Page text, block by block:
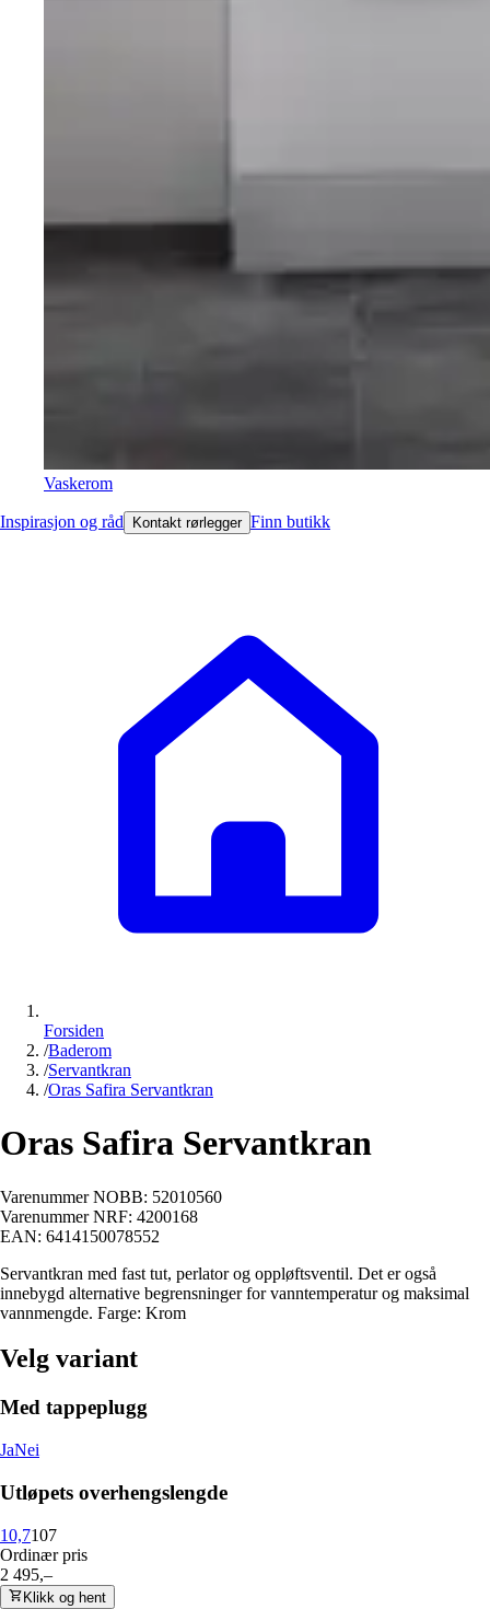
Vaskerom
Inspirasjon og råd Kontakt rørlegger Finn butikk
Forsiden
/Baderom
/Servantkran
/Oras Safira Servantkran
Oras Safira Servantkran
Varenummer NOBB: 52010560
Varenummer NRF: 4200168
EAN: 6414150078552
Servantkran med fast tut, perlator og oppløftsventil. Det er også
innebygd alternative begrensninger for vanntemperatur og maksimal
vannmengde. Farge: Krom
Velg variant
Med tappeplugg
JaNei
Utløpets overhengslengde
10,7107
Ordinær pris
2 495,–
Klikk og hent